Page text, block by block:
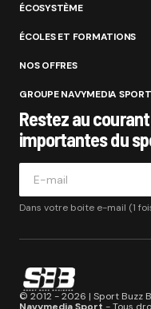
ÉCOSYSTÈME
ÉCOLES ET FORMATIONS
NOS OFFRES
GROUPE NAVYMEDIA SPORT
Restez au
importantes du
Dans votre boite e-mail (1
© 2012 - 2026 | Sport Buzz
Navymedia Sport - Tous